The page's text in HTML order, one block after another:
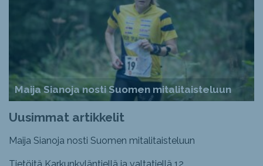
Maija Sianoja nosti Suomen mitalitaisteluun
Uusimmat artikkelit
Maija Sianoja nosti Suomen mitalitaisteluun